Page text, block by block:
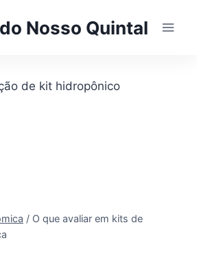
Nosso Quintal
/ O que avaliar em kits de